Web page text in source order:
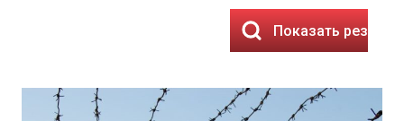
Показать